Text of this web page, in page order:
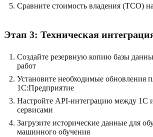
Сравните стоимость владения (TCO)
Этап 3: Техническая
Создайте резервную копию базы
работ
Установите необходимые обновления
1C:Предприятие
Настройте API-интеграцию между
сервисами
Загрузите исторические данные для
машинного обучения